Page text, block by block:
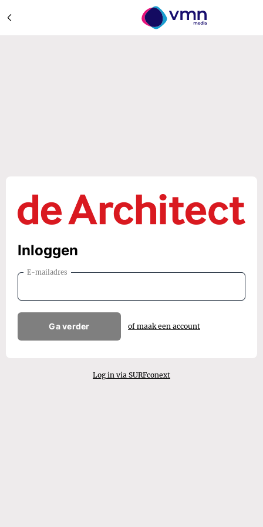
Inloggen
E-mailadres
Ga verder of maak een account
Log in via SURFconext